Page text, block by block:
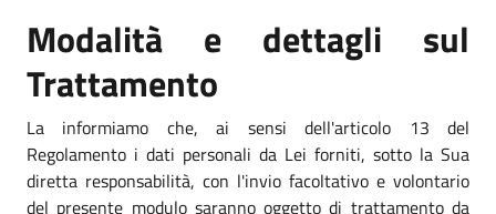
Modalità e dettagli sul
Trattamento
La informiamo che, ai sensi dell'articolo 13 del
Regolamento i dati personali da Lei forniti, sotto la Sua
diretta responsabilità, con l'invio facoltativo e volontario
del presente modulo saranno oggetto di trattamento da